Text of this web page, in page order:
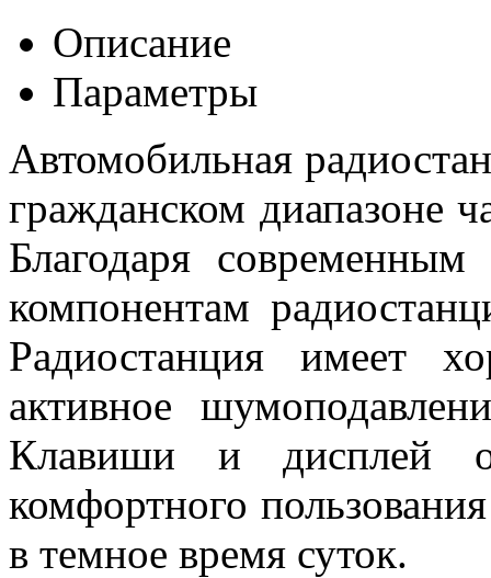
Описание
Параметры
Автомобильная
гражданском диапазоне
Благодаря
компонентам
Радиостанция имеет
активное
Клавиши и дисплей
комфортного
в темное время суток.